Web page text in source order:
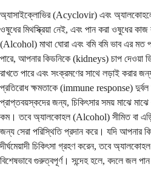
অ্যাসাইক্লোভির (Acyclovir) এবং
ওষুধের মিথস্ক্রিয়া নেই, এবং পান করা ওষুধের
(Alcohol) মাথা ঘোরা এবং বমি বমি ভাব এর মত
পারে, আপনার কিডনিকে (kidneys) চাপ
রাখতে পারে এবং সংক্রমণের সাথে লড়াই করার
প্রতিরোধ ক্ষমতাকে (immune response) দুর্বল
প্রাপ্তবয়স্কদের জন্য, চিকিৎসার সময় মাঝে
কম। তবে অ্যালকোহল (Alcohol) সীমিত বা
জন্য সেরা পরিস্থিতি প্রদান করে। যদি আপনার
দীর্ঘমেয়াদী চিকিৎসা গ্রহণ করেন, তবে
বিশেষভাবে গুরুত্বপূর্ণ। সন্দেহ হলে, বদলে জল